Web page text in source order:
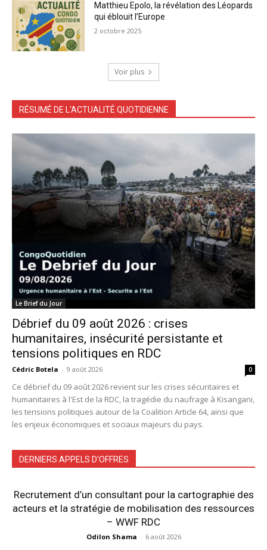
Matthieu Epolo, la révélation des Léopards
qui éblouit l’Europe
2 octobre 2025
Voir plus
RÉSUMÉ DE L'ACTUALITÉ QUOTIDIENNE
Le Brief du Jour
Débrief du 09 août 2026 : crises
humanitaires, insécurité persistante et
tensions politiques en RDC
Cédric Botela - 9 août 2026 0
Ce débrief du 09 août 2026 revient sur les crises sécuritaires et
humanitaires à l'Est de la RDC, la tragédie du naufrage à Kisangani,
les tensions politiques autour de la Coalition Article 64, ainsi que
les enjeux économiques et sociaux majeurs du pays.
DERNIERS APPELS D'OFFRES
Recrutement d’un consultant pour la cartographie des
acteurs et la stratégie de mobilisation des ressources
– WWF RDC
Odilon Shama - 6 août 2026